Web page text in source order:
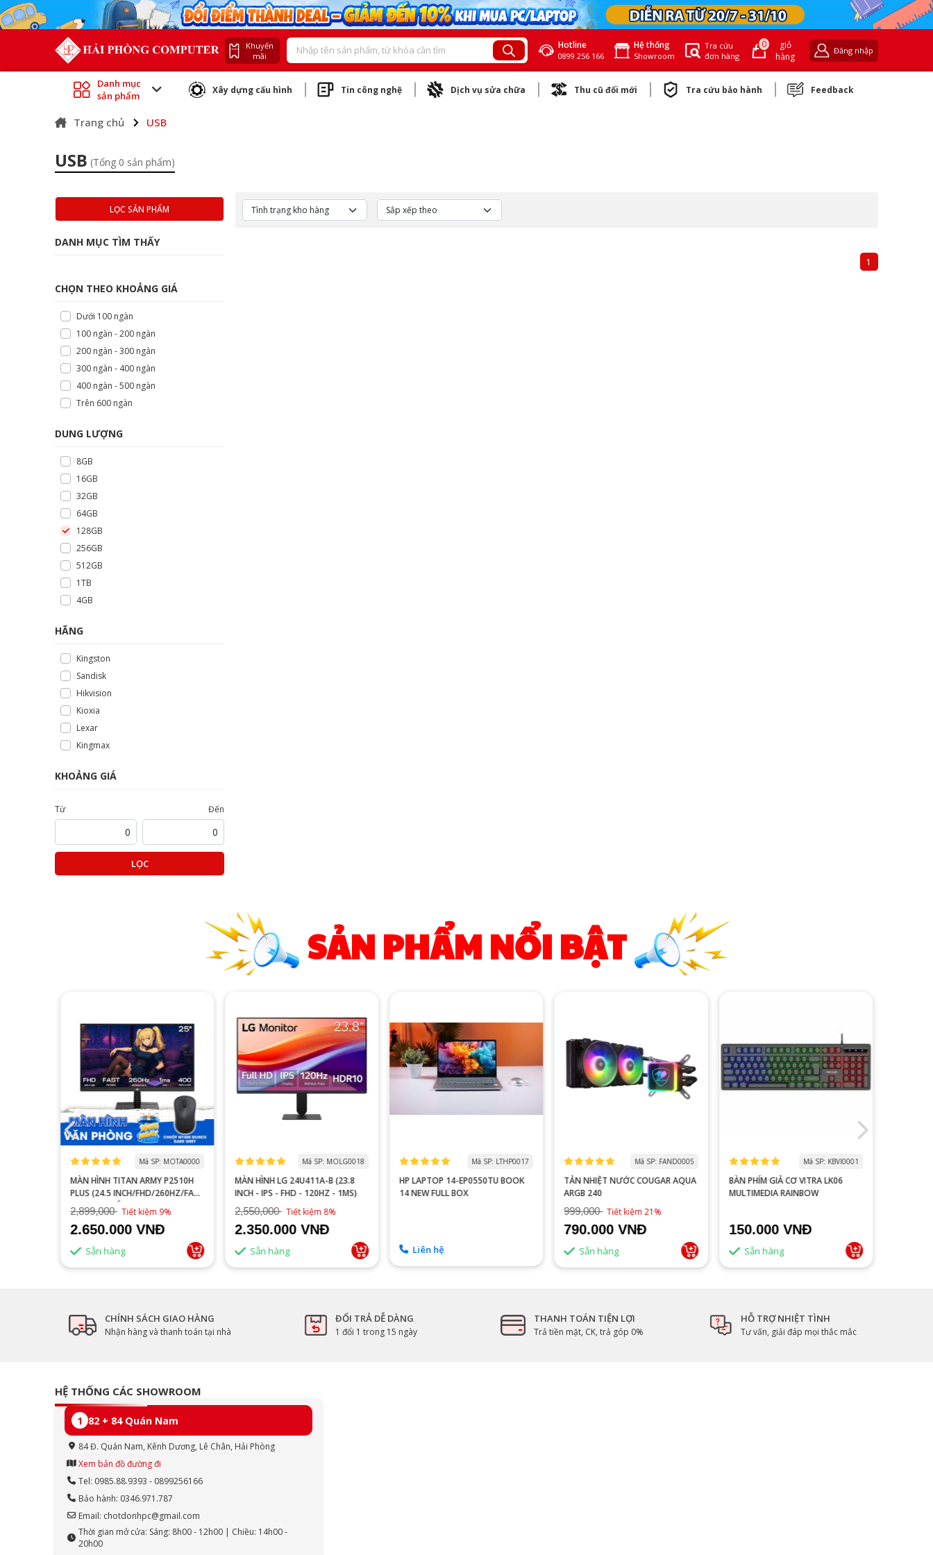
Khuyến
mãi
Hotline
0899 256 166
Hệ thống
Showroom
Tra cứu
đơn hàng
0
giỏ
hàng
Đăng nhập
Danh mục
sản phẩm
Xây dựng cấu hình Tin công nghệ Dịch vụ sửa chữa Thu cũ đổi mới Tra cứu bảo hành Feedback
Trang chủ USB
USB (Tổng 0 sản phẩm)
LỌC SẢN PHẨM
DANH MỤC TÌM THẤY
CHỌN THEO KHOẢNG GIÁ
Dưới 100 ngàn
100 ngàn - 200 ngàn
200 ngàn - 300 ngàn
300 ngàn - 400 ngàn
400 ngàn - 500 ngàn
Trên 600 ngàn
DUNG LƯỢNG
8GB
16GB
32GB
64GB
128GB
256GB
512GB
1TB
4GB
HÃNG
Kingston
Sandisk
Hikvision
Kioxia
Lexar
Kingmax
KHOẢNG GIÁ
Từ Đến
LỌC
1
SẢN PHẨM NỔI BẬT
Mã SP: MOTA0000
MÀN HÌNH TITAN ARMY P2510H
PLUS (24.5 INCH/FHD/260HZ/FAST
IPS/1MS/PHẲNG)
2,899,000 Tiết kiệm 9%
2.650.000 VNĐ
Sẵn hàng
Mã SP: MOLG0018
MÀN HÌNH LG 24U411A-B (23.8
INCH - IPS - FHD - 120HZ - 1MS)
2,550,000 Tiết kiệm 8%
2.350.000 VNĐ
Sẵn hàng
Mã SP: LTHP0017
HP LAPTOP 14-EP0550TU BOOK
14 NEW FULL BOX
Liên hệ
Mã SP: FAND0005
TẢN NHIỆT NƯỚC COUGAR AQUA
ARGB 240
999,000 Tiết kiệm 21%
790.000 VNĐ
Sẵn hàng
Mã SP: KBVI0001
BÀN PHÍM GIẢ CƠ VITRA LK06
MULTIMEDIA RAINBOW
150.000 VNĐ
Sẵn hàng
CHÍNH SÁCH GIAO HÀNG
Nhận hàng và thanh toán tại nhà
ĐỔI TRẢ DỄ DÀNG
1 đổi 1 trong 15 ngày
THANH TOÁN TIỆN LỢI
Trả tiền mặt, CK, trả góp 0%
HỖ TRỢ NHIỆT TÌNH
Tư vấn, giải đáp mọi thắc mắc
HỆ THỐNG CÁC SHOWROOM
1 82 + 84 Quán Nam
84 Đ. Quán Nam, Kênh Dương, Lê Chân, Hải Phòng
Xem bản đồ đường đi
Tel: 0985.88.9393 - 0899256166
Bảo hành: 0346.971.787
Email: chotdonhpc@gmail.com
Thời gian mở cửa: Sáng: 8h00 - 12h00 | Chiều: 14h00 -
20h00